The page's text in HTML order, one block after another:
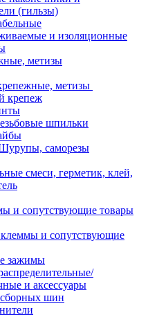
(гильзы)
и изоляционные
метизы
метизы
крепеж
шпильки
саморезы
смеси, герметик, клей,
и сопутствующие товары
и сопутствующие
зажимы
и аксессуары
шин